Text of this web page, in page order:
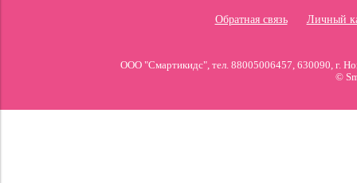
Обратная связь Личный
ООО "Смартикидс", тел. 88005006457, 630090, г.
©